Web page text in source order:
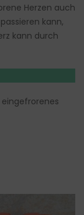
Herzen auch
kann,
kann durch